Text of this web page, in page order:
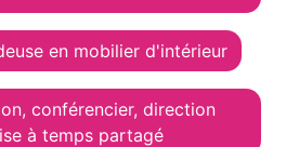
en mobilier d'intérieur
conférencier, direction
à temps partagé